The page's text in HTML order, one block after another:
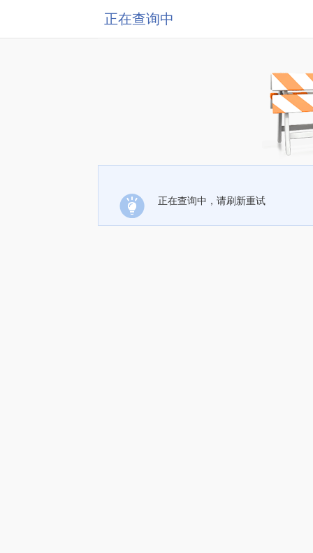
正在查询中
正在查询中，请刷新重试